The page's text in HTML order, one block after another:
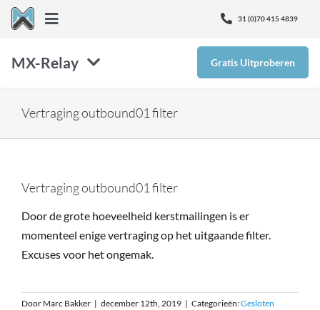
Ga
naar
Toggle
Over Ons
Nieuws
31 (0)70 415 4839
MX-Relay
Email Protectie
Prijzen
Gratis Uitproberen
Vertraging outbound01 filter
Vertraging outbound01 filter
Door de grote hoeveelheid kerstmailingen is er
momenteel enige vertraging op het uitgaande filter.
Excuses voor het ongemak.
Door Marc Bakker | december 12th, 2019 | Categorieën:Gesloten